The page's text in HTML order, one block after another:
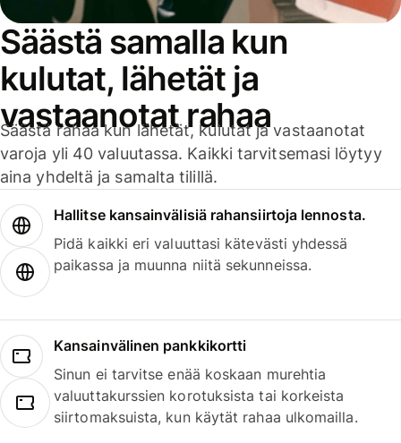
Säästä samalla kun
kulutat, lähetät ja
vastaanotat rahaa
Säästä rahaa kun lähetät, kulutat ja vastaanotat
varoja yli 40 valuutassa. Kaikki tarvitsemasi löytyy
aina yhdeltä ja samalta tilillä.
Hallitse kansainvälisiä rahansiirtoja lennosta.
Pidä kaikki eri valuuttasi kätevästi yhdessä
paikassa ja muunna niitä sekunneissa.
Kansainvälinen pankkikortti
Sinun ei tarvitse enää koskaan murehtia
valuuttakurssien korotuksista tai korkeista
siirtomaksuista, kun käytät rahaa ulkomailla.